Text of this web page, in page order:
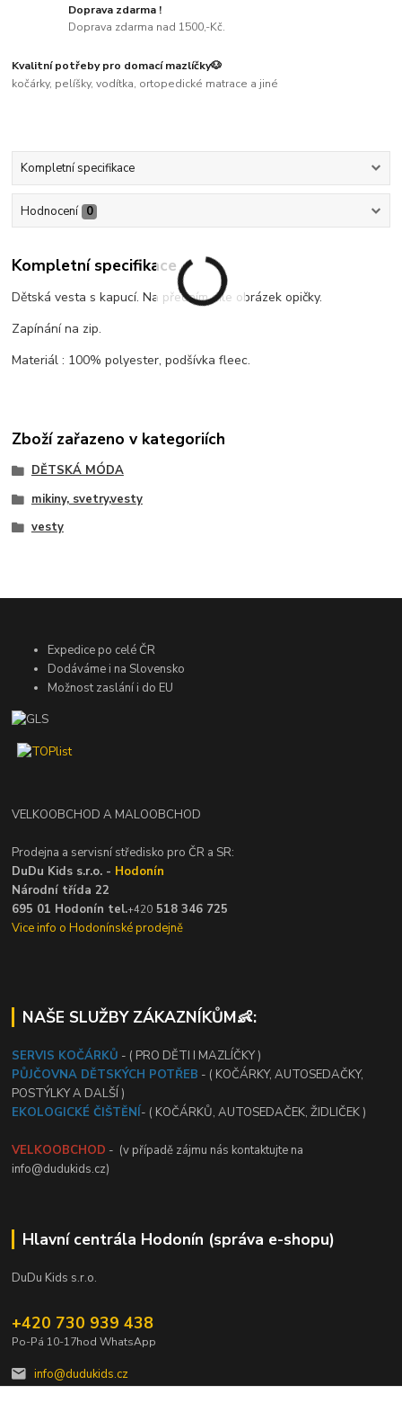
Doprava zdarma !
Doprava zdarma nad 1500,-Kč.
Kvalitní potřeby pro domací mazlíčky🐶
kočárky, pelíšky, vodítka, ortopedické matrace a jiné
Kompletní specifikace
Hodnocení 0
Kompletní specifikace
Dětská vesta s kapucí. Na předním díle obrázek opičky.
Zapínání na zip.
Materiál : 100% polyester, podšívka fleec.
Zboží zařazeno v kategoriích
DĚTSKÁ MÓDA
mikiny, svetry,vesty
vesty
Expedice po celé ČR
Dodáváme i na Slovensko
Možnost zaslání i do EU
VELKOOBCHOD A MALOOBCHOD
Prodejna a servisní středisko pro ČR a SR:
DuDu Kids s.r.o. - Hodonín
Národní třída 22
695 01 Hodonín tel.+420 518 346 725
Vice info o Hodonínské prodejně
NAŠE SLUŽBY ZÁKAZNÍKŮM👶:
SERVIS KOČÁRKŮ - ( PRO DĚTI I MAZLÍČKY )
PŮJČOVNA DĚTSKÝCH POTŘEB - ( KOČÁRKY, AUTOSEDAČKY,
POSTÝLKY A DALŠÍ )
EKOLOGICKÉ ČIŠTĚNÍ- ( KOČÁRKŮ, AUTOSEDAČEK, ŽIDLIČEK )
VELKOOBCHOD - (v případě zájmu nás kontaktujte na
info@dudukids.cz)
Hlavní centrála Hodonín (správa e-shopu)
DuDu Kids s.r.o.
+420 730 939 438
Po-Pá 10-17hod WhatsApp
info@dudukids.cz